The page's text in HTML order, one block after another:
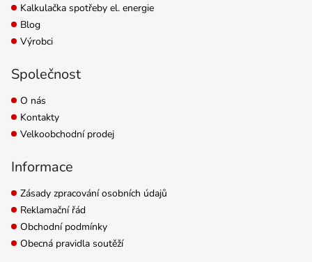
Kalkulačka spotřeby el. energie
Blog
Výrobci
Společnost
O nás
Kontakty
Velkoobchodní prodej
Informace
Zásady zpracování osobních údajů
Reklamační řád
Obchodní podmínky
Obecná pravidla soutěží